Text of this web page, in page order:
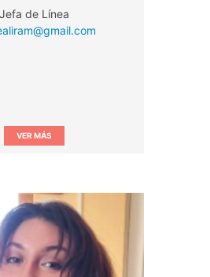
Jefa de Línea
VER MÁS